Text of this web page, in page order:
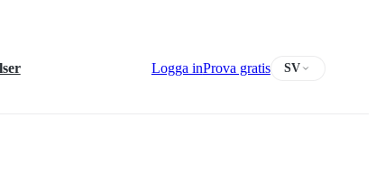
Logga inProva gratis SV